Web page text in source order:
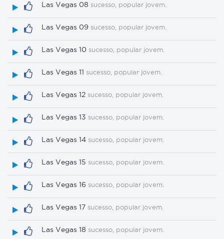
Las Vegas 08 sucesso, popular jovem.
Las Vegas 09 sucesso, popular jovem.
Las Vegas 10 sucesso, popular jovem.
Las Vegas 11 sucesso, popular jovem.
Las Vegas 12 sucesso, popular jovem.
Las Vegas 13 sucesso, popular jovem.
Las Vegas 14 sucesso, popular jovem.
Las Vegas 15 sucesso, popular jovem.
Las Vegas 16 sucesso, popular jovem.
Las Vegas 17 sucesso, popular jovem.
Las Vegas 18 sucesso, popular jovem.